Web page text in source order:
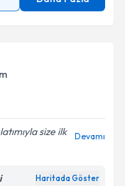
size ilk
Devamı
Haritada Göster